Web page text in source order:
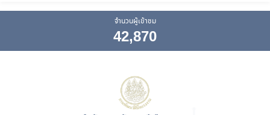
จำนวนผู้เข้าชม
42,870